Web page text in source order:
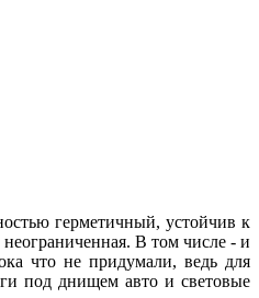
герметичный, устойчив к
В том числе - и
что не придумали, ведь для
под днищем авто и световые